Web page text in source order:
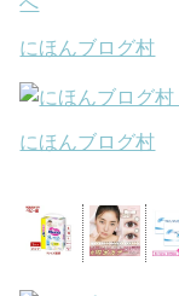
にほんブログ村
にほんブログ村